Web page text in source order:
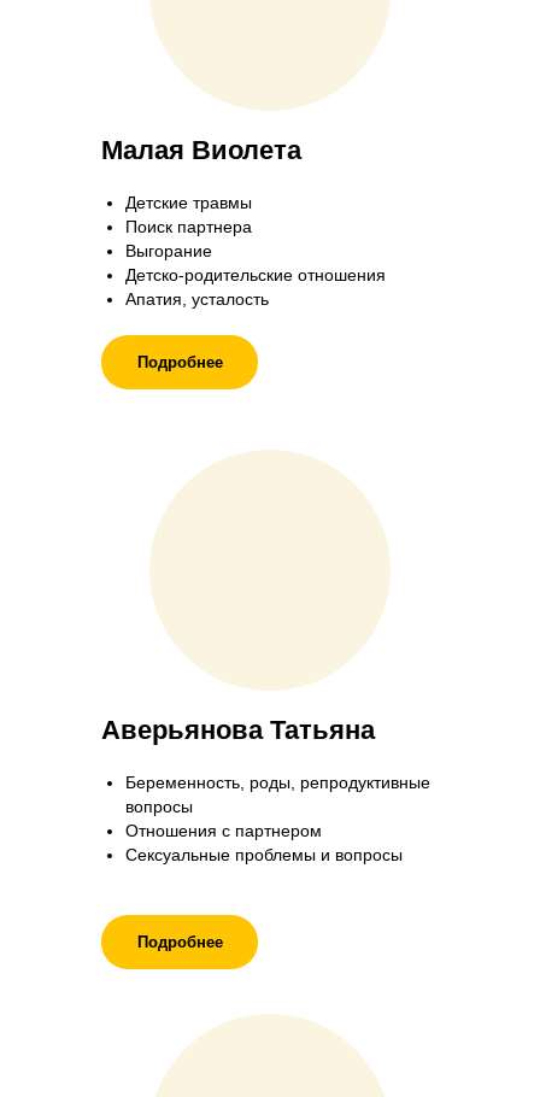
Малая Виолета
Детские травмы
Поиск партнера
Выгорание
Детско-родительские отношения
Апатия, усталость
Беременность, роды, репродуктивные
вопросы
Отношения с партнером
Сексуальные проблемы и вопросы
Подробнее
Аверьянова Татьяна
Подробнее